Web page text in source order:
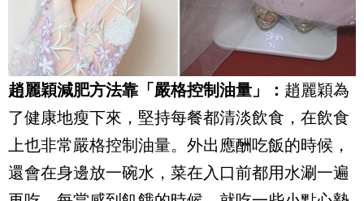
趙麗穎減肥方法靠「嚴格控制油量」： 趙麗穎為
了健康地瘦下來，堅持每餐都清淡飲食，在飲食
上也非常嚴格控制油量。外出應酬吃飯的時候，
還會在身邊放一碗水，菜在入口前都用水涮一遍